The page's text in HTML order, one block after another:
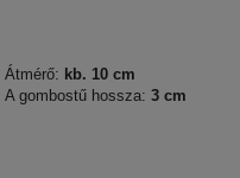
Átmérő: kb. 10 cm
A gombostű hossza: 3 cm